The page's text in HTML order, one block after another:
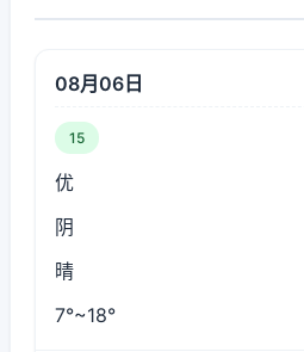
08月06日
15
优
阴
晴
7°~18°